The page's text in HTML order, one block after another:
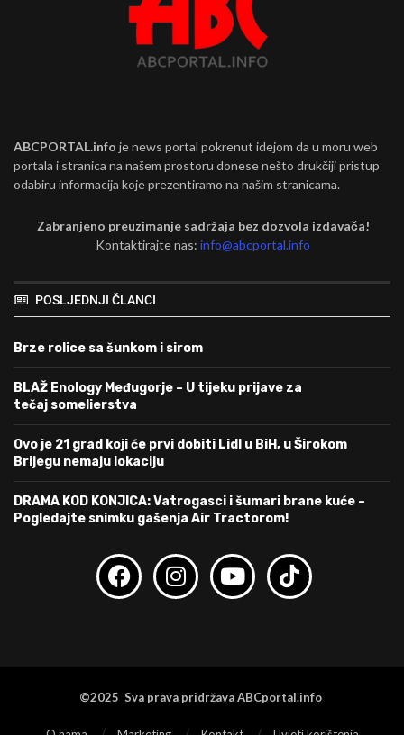
ABCPORTAL.info je news portal pokrenut idejom da u moru web
portala i stranica na našem prostoru donese nešto drukčiji pristup
odabiru informacija koje prezentiramo na našim stranicama.
Zabranjeno preuzimanje sadržaja bez dozvola izdavača!
Kontaktirajte nas:info@abcportal.info
POSLJEDNJI ČLANCI
Brze rolice sa šunkom i sirom
BLAŽ Enology Međugorje – U tijeku prijave za
tečaj somelierstva
Ovo je 21 grad koji će prvi dobiti Lidl u BiH, u Širokom
Brijegu nemaju lokaciju
DRAMA KOD KONJICA: Vatrogasci i šumari brane kuće –
Pogledajte snimku gašenja Air Tractorom!
©2025 Sva prava pridržava ABCportal.info